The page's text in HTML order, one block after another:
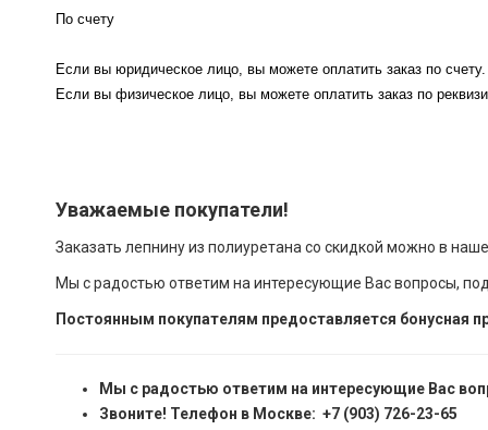
По счету
Если вы юридическое лицо, вы можете оплатить заказ по счету.
Если вы физическое лицо, вы можете оплатить заказ по
Уважаемые покупатели!
Заказать лепнину из полиуретана со скидкой можно в
Мы с радостью ответим на интересующие Вас вопросы,
Постоянным покупателям предоставляется бонусная
Мы с радостью ответим на интересующие Вас
Звоните! Телефон в Москве: +7 (903) 726-23-65